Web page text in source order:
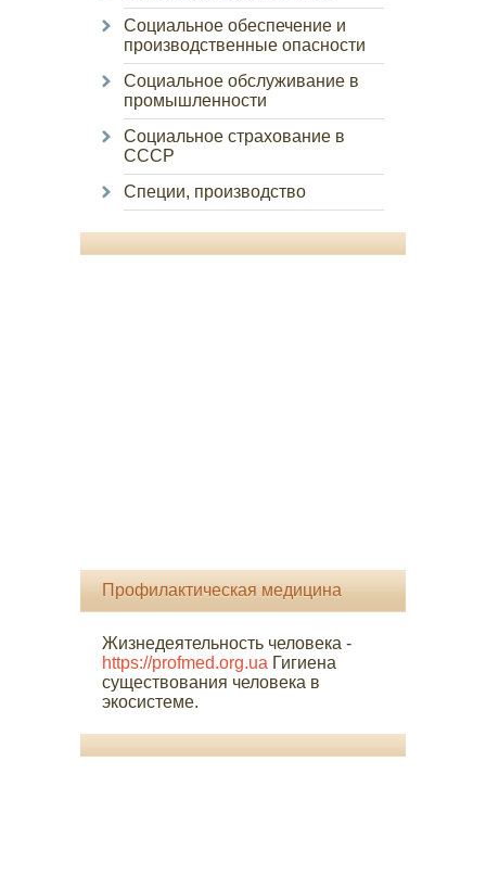
Социальное обеспечение и
производственные опасности
Социальное обслуживание в
промышленности
Социальное страхование в
СССР
Специи, производство
Профилактическая медицина
Жизнедеятельность человека -
https://profmed.org.ua Гигиена
существования человека в
экосистеме.